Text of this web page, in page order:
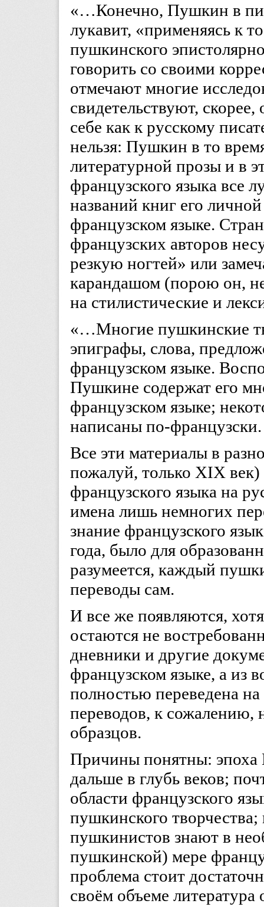
«…Конечно, Пушкин в
лукавит, «применяясь к
пушкинского
говорить со своими
отмечают многие
свидетельствуют,
себе как к русскому
нельзя: Пушкин в то
литературной прозы и в
французского языка все
названий книг его
французском языке.
французских авторов
резкую ногтей» или
карандашом (порою он, не
на стилистические и
«…Многие пушкинские
эпиграфы, слова,
французском языке.
Пушкине содержат его
французском языке;
написаны по-французски.
Все эти материалы в
пожалуй, только XIX век)
французского языка на
имена лишь немногих
знание французского
года, было для
разумеется, каждый
переводы сам.
И все же появляются,
остаются не
дневники и другие
французском языке, а из
полностью переведена
переводов, к сожалению,
образцов.
Причины понятны: эпоха
дальше в глубь веков;
области французского
пушкинского
пушкинистов знают в
пушкинской) мере
проблема стоит
своём объеме